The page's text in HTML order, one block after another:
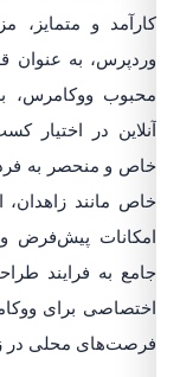
کارآمد و متمایز،
وردپرس، به عنوان
محبوب ووکامرس،
آنلاین در اختیار
خاص و منحصر به
خاص مانند زاهدان،
امکانات پیش‌فرض
جامع به فرایند
اختصاصی برای
فرصت‌های محلی در